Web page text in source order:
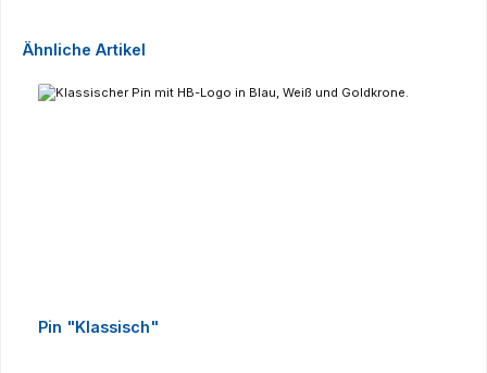
Produktgalerie überspringen
Ähnliche Artikel
Pin "Klassisch"